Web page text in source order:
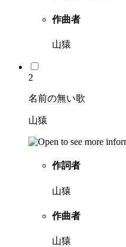
作曲者
山猿
2
名前の無い歌
山猿
作詞者
山猿
作曲者
山猿